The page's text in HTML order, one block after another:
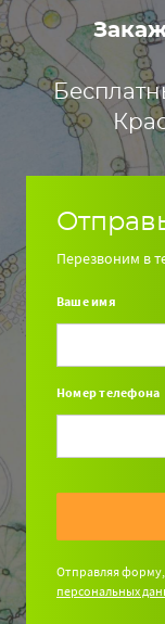
Перезвоним в
Ваше имя
Номер телефона
Отправляя форму,
персональных